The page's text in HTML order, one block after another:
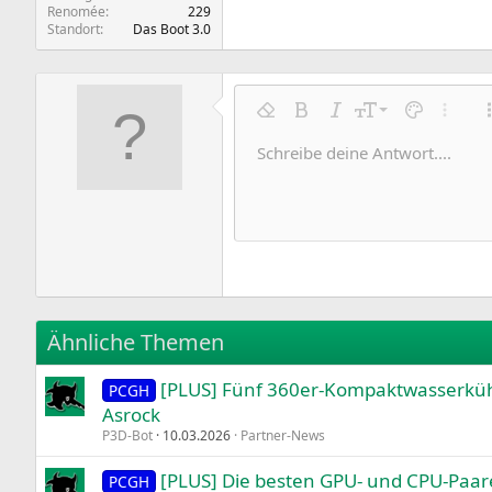
Renomée
229
Standort
Das Boot 3.0
Formatierung entfernen
Fett KursivSchriftgröße
9
10
18
Textfarbe
Schriftfamilie
Arial
Times New Roman
Verdana
Durchgestrichen
Unterstrichen
Inline-Code
Inline-Spoiler
Insert horizontal line
SpoilerCode
Schreibe deine Antwort....
Ähnliche Themen
PCGH
[PLUS] Fünf 360er-
Asrock
P3D-Bot 10.03.2026 Partner-News
PCGH [PLUS] Die besten GPU- und CPU-